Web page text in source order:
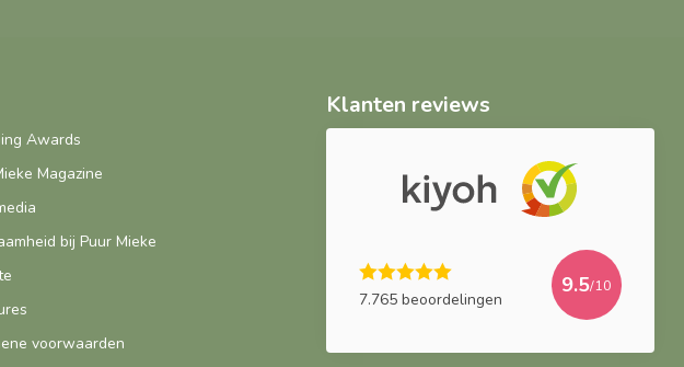
Awards
Magazine
bij Puur Mieke
voorwaarden
Klanten reviews
7.765 beoordelingen
9.5/10